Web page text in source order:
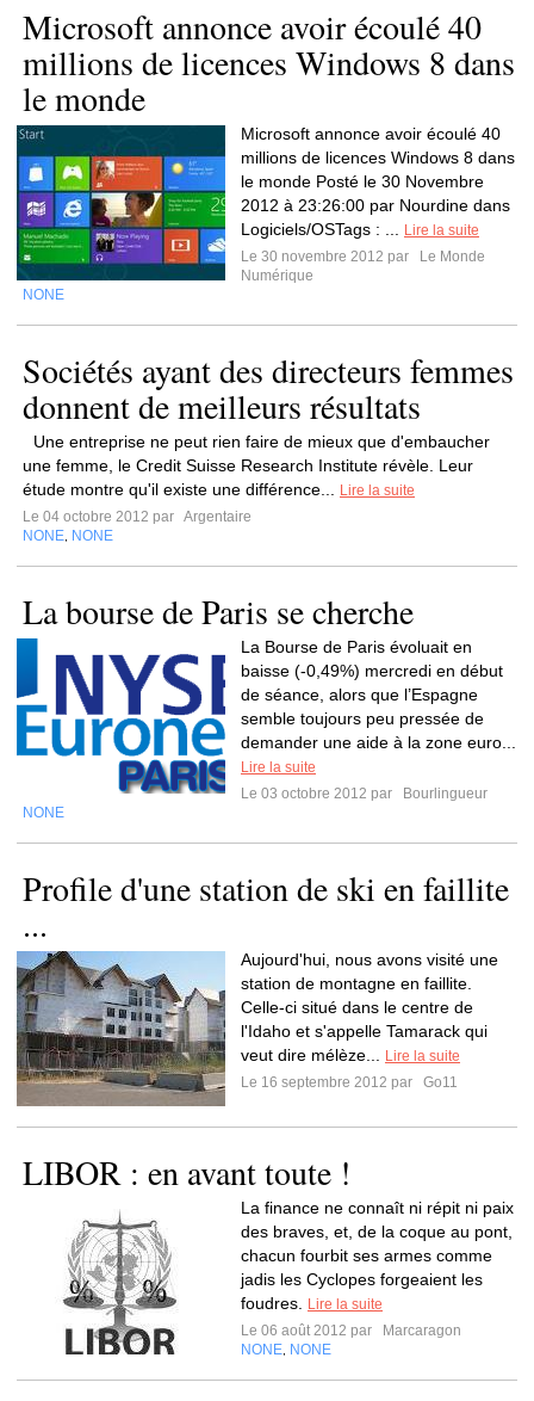
Microsoft annonce avoir écoulé 40
millions de licences Windows 8 dans
le monde
Microsoft annonce avoir écoulé 40
millions de licences Windows 8 dans
le monde Posté le 30 Novembre
2012 à 23:26:00 par Nourdine dans
Logiciels/OSTags : ...
Lire la suite
Le 30 novembre 2012 par
Le Monde
Numérique
NONE
Sociétés ayant des directeurs femmes
donnent de meilleurs résultats
Une entreprise ne peut rien faire de mieux que d'embaucher
une femme, le Credit Suisse Research Institute révèle. Leur
étude montre qu'il existe une différence...
Lire la suite
Le 04 octobre 2012 par Argentaire
NONE NONE
La bourse de Paris se cherche
La Bourse de Paris évoluait en
baisse (-0,49%) mercredi en début
de séance, alors que l’Espagne
semble toujours peu pressée de
demander une aide à la zone euro...
Lire la suite
Le 03 octobre 2012 par
Bourlingueur
NONE
Profile d'une station de ski en faillite
...
Aujourd'hui, nous avons visité une
station de montagne en faillite.
Celle-ci situé dans le centre de
l'Idaho et s'appelle Tamarack qui
veut dire mélèze...
Lire la suite
Le 16 septembre 2012 par
Go11
LIBOR : en avant toute !
La finance ne connaît ni répit ni paix
des braves, et, de la coque au pont,
chacun fourbit ses armes comme
jadis les Cyclopes forgeaient les
foudres.
Lire la suite
Le 06 août 2012 par
Marcaragon
NONE NONE